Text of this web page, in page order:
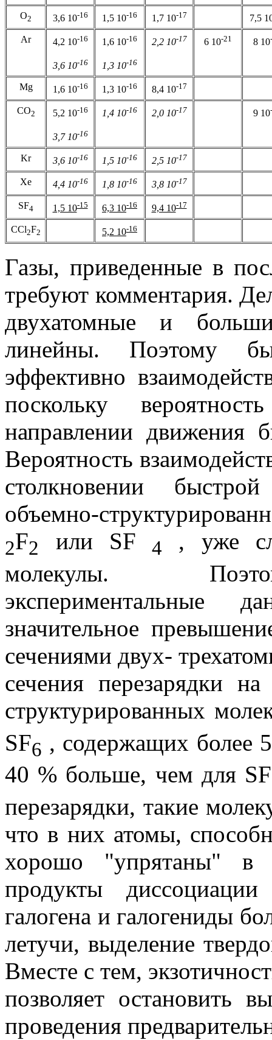
O2 3,6 10-16 1,5 10-16 1,7 10-17 7,5
Ar 4,2 10-16
3,6 10-16
1,6 10-16
1,3 10-16
2,2 10-17 6 10-21 8 10
Мg 1,6 10-16 1,3 10-16 8,4 10-17
CO2 5,2 10-16
3,7 10-16
1,4 10-16 2,0 10-17 9 10
Kr 3,6 10-16 1,5 10-16 2,5 10-17
Xe 4,4 10-16 1,8 10-16 3,8 10-17
SF4 1,5 10-15 6,3 10-16 9,4 10-17
CCl2F2 5,2 10-16
Газы, приведенные в
требуют комментария.
двухатомные и
линейны. Поэтому
эффективно
поскольку
направлении движения
Вероятность
столкновении
объемно-
2F2 или SF 4
, уже
молекулы.
экспериментальные
значительное
сечениями двух-
сечения перезарядки
структурированных
SF6 , содержащих более
40 % больше, чем для SF
перезарядки, такие
что в них атомы,
хорошо "упрятаны" в
продукты
галогена и галогениды
летучи, выделение
Вместе с тем,
позволяет остановить
проведения